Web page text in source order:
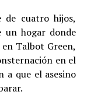
de cuatro hijos,
un hogar donde
Talbot Green,
en el
a que el asesino